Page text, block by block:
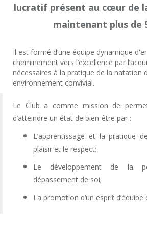
lucratif présent au cœur de
maintenant plus de
Il est formé d’une équipe dynamique
cheminement vers l’excellence par
nécessaires à la pratique de la natation
environnement convivial.
Le Club a comme mission de p
d’atteindre un état de bien-être par :
L’apprentissage et la pratique
plaisir et le respect;
Le développement de la
dépassement de soi;
La promotion d’un esprit